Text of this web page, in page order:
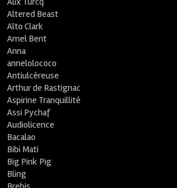
Altered Beast
Alto Clark
Amel Bent
Anna
annelolococo
Antiulcéreuse
Arthur de Rastignac
Aspirine Tranquillité
Assi Pychaf
Audiolicence
Bacalao
Bibi Mati
Big Pink Pig
Bling